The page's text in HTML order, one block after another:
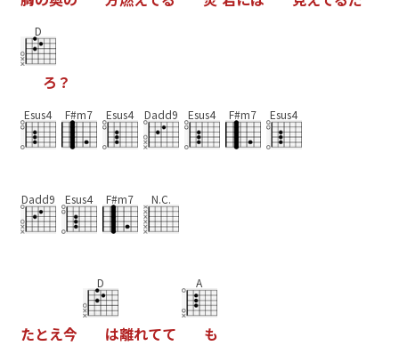
D
ろ ？
Esus4 F#m7 Esus4 Dadd9 Esus4 F#m7 Esus4
Dadd9 Esus4 F#m7 N.C.
たとえ今
D
は離れてて
A
も